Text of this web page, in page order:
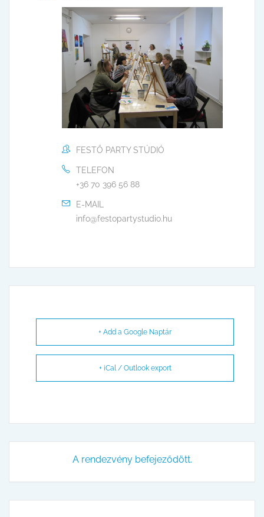
FESTŐ PARTY STÚDIÓ
TELEFON
+36 70 396 56 88
E-MAIL
info@festopartystudio.hu
+ Add a Google Naptár
+ iCal / Outlook export
A rendezvény befejeződött.